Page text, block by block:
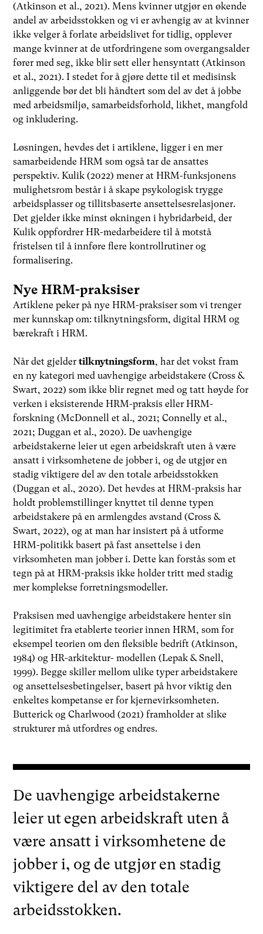
(Atkinson et al., 2021). Mens kvinner utgjør en økende
andel av arbeidsstokken og vi er avhengig av at kvinner
ikke velger å forlate arbeidslivet for tidlig, opplever
mange kvinner at de utfordringene som overgangsalder
fører med seg, ikke blir sett eller hensyntatt (Atkinson
et al., 2021). I stedet for å gjøre dette til et medisinsk
anliggende bør det bli håndtert som del av det å jobbe
med arbeidsmiljø, samarbeidsforhold, likhet, mangfold
og inkludering.
Løsningen, hevdes det i artiklene, ligger i en mer
samarbeidende HRM som også tar de ansattes
perspektiv. Kulik (2022) mener at HRM-funksjonens
mulighetsrom består i å skape psykologisk trygge
arbeidsplasser og tillitsbaserte ansettelsesrelasjoner.
Det gjelder ikke minst økningen i hybridarbeid, der
Kulik oppfordrer HR-medarbeidere til å motstå
fristelsen til å innføre flere kontrollrutiner og
formalisering.
Nye HRM-praksiser
Artiklene peker på nye HRM-praksiser som vi trenger
mer kunnskap om: tilknytningsform, digital HRM og
bærekraft i HRM.
Når det gjeldertilknytningsform, har det vokst fram
en ny kategori med uavhengige arbeidstakere (Cross &
Swart, 2022) som ikke blir regnet med og tatt høyde for
verken i eksisterende HRM-praksis eller HRM-
forskning (McDonnell et al., 2021; Connelly et al.,
2021; Duggan et al., 2020). De uavhengige
arbeidstakerne leier ut egen arbeidskraft uten å være
ansatt i virksomhetene de jobber i, og de utgjør en
stadig viktigere del av den totale arbeidsstokken
(Duggan et al., 2020). Det hevdes at HRM-praksis har
holdt problemstillinger knyttet til denne typen
arbeidstakere på en armlengdes avstand (Cross &
Swart, 2022), og at man har insistert på å utforme
HRM-politikk basert på fast ansettelse i den
virksomheten man jobber i. Dette kan forstås som et
tegn på at HRM-praksis ikke holder tritt med stadig
mer komplekse forretningsmodeller.
Praksisen med uavhengige arbeidstakere henter sin
legitimitet fra etablerte teorier innen HRM, som for
eksempel teorien om den fleksible bedrift (Atkinson,
1984) og HR-arkitektur- modellen (Lepak & Snell,
1999). Begge skiller mellom ulike typer arbeidstakere
og ansettelsesbetingelser, basert på hvor viktig den
enkeltes kompetanse er for kjernevirksomheten.
Butterick og Charlwood (2021) framholder at slike
strukturer må utfordres og endres.
De uavhengige arbeidstakerne
leier ut egen arbeidskraft uten å
være ansatt i virksomhetene de
jobber i, og de utgjør en stadig
viktigere del av den totale
arbeidsstokken.